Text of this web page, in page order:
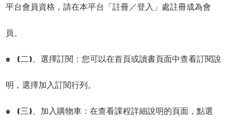
平台會員資格，請在本平台「註冊／登入」處註冊成為會
員。
o (二)、選擇訂閱：您可以在首頁或讀書頁面中查看訂閱說
明，選擇加入訂閱行列。
o (三)、加入購物車：在查看課程詳細說明的頁面，點選